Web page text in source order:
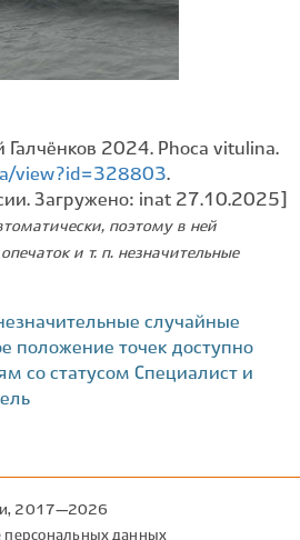
Галчёнков 2024. Phoca vitulina.
view?id=328803.
Загружено: inat 27.10.2025]
поэтому в ней
и т. п. незначительные
случайные
положение точек доступно
со статусом Специалист и
2017—2026
персональных данных